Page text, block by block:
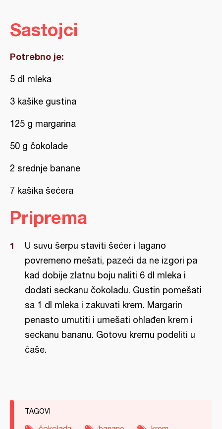
Sastojci
Potrebno je:
5 dl mleka
3 kašike gustina
125 g margarina
50 g čokolade
2 srednje banane
7 kašika šećera
Priprema
U suvu šerpu staviti šećer i lagano
povremeno mešati, pazeći da ne izgori pa
kad dobije zlatnu boju naliti 6 dl mleka i
dodati seckanu čokoladu. Gustin pomešati
sa 1 dl mleka i zakuvati krem. Margarin
penasto umutiti i umešati ohlađen krem i
seckanu bananu. Gotovu kremu podeliti u
čaše.
TAGOVI